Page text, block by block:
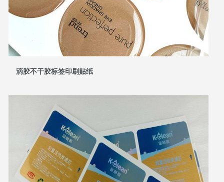
滴胶不干胶标签印刷贴纸